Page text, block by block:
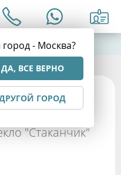
- Москва?
ДА, ВСЕ ВЕРНО
ГОРОД
"Стаканчик"
избранное